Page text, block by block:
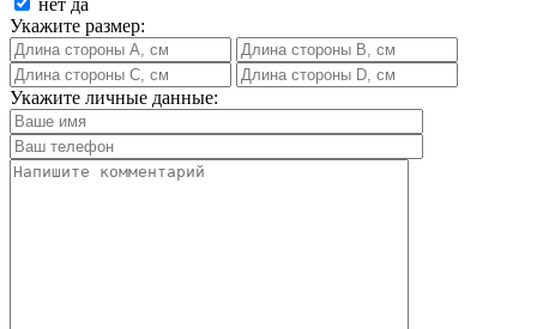
Укажите размер:
Укажите личные данные: